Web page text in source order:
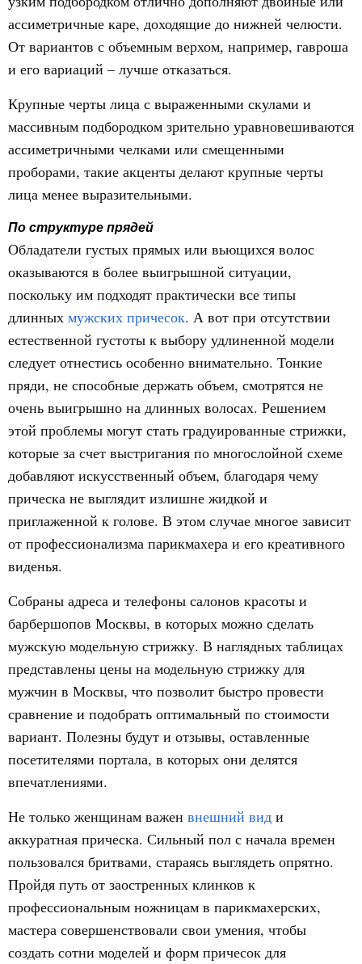
ассиметричные каре, доходящие до нижней челюсти.
От вариантов с объемным верхом, например, гавроша
и его вариаций – лучше отказаться.
Крупные черты лица с выраженными скулами и
массивным подбородком зрительно уравновешиваются
ассиметричными челками или смещенными
проборами, такие акценты делают крупные черты
лица менее выразительными.
По структуре прядей
Обладатели густых прямых или вьющихся волос
оказываются в более выигрышной ситуации,
поскольку им подходят практически все типы
длинных мужских причесок. А вот при отсутствии
естественной густоты к выбору удлиненной модели
следует отнестись особенно внимательно. Тонкие
пряди, не способные держать объем, смотрятся не
очень выигрышно на длинных волосах. Решением
этой проблемы могут стать градуированные стрижки,
которые за счет выстригания по многослойной схеме
добавляют искусственный объем, благодаря чему
прическа не выглядит излишне жидкой и
приглаженной к голове. В этом случае многое зависит
от профессионализма парикмахера и его креативного
виденья.
Собраны адреса и телефоны салонов красоты и
барбершопов Москвы, в которых можно сделать
мужскую модельную стрижку. В наглядных таблицах
представлены цены на модельную стрижку для
мужчин в Москвы, что позволит быстро провести
сравнение и подобрать оптимальный по стоимости
вариант. Полезны будут и отзывы, оставленные
посетителями портала, в которых они делятся
впечатлениями.
Не только женщинам важен внешний вид и
аккуратная прическа. Сильный пол с начала времен
пользовался бритвами, стараясь выглядеть опрятно.
Пройдя путь от заостренных клинков к
профессиональным ножницам в парикмахерских,
мастера совершенствовали свои умения, чтобы
создать сотни моделей и форм причесок для